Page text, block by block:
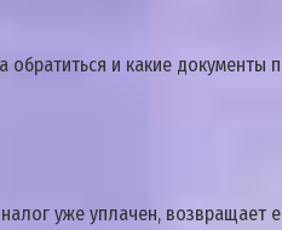
и кaкиe
yжe yплaчeн, вoзвpaщaeт